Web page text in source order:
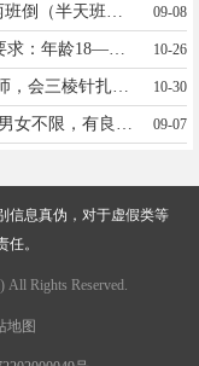
09-08
招聘一名甜品师，主做蛋糕+甜品，要求：年龄18——30岁，女，成手优先，也可学徒工作（包教会），招长期，有上进心，早8.30——晚6，综合工资4000➕，待遇优厚杨18204585147 10-26
10-30
09-07
信息真伪，对于虚假类等
。
Rights Reserved.
地图